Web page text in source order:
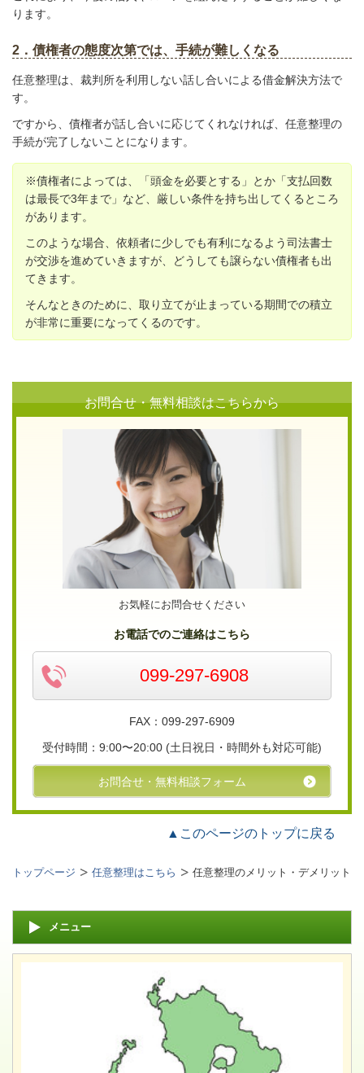
ります。
2．債権者の態度次第では、手続が難しくなる
任意整理は、裁判所を利用しない話し合いによる借金解決方法で
す。
ですから、債権者が話し合いに応じてくれなければ、任意整理の
手続が完了しないことになります。
※債権者によっては、「頭金を必要とする」とか「支払回数
は最長で3年まで」など、厳しい条件を持ち出してくるところ
があります。
このような場合、依頼者に少しでも有利になるよう司法書士
が交渉を進めていきますが、どうしても譲らない債権者も出
てきます。
そんなときのために、取り立てが止まっている期間での積立
が非常に重要になってくるのです。
お問合せ・無料相談はこちらから
お気軽にお問合せください
お電話でのご連絡はこちら
099-297-6908
FAX：099-297-6909
受付時間：9:00〜20:00 (土日祝日・時間外も対応可能)
お問合せ・無料相談フォーム
▲このページのトップに戻る
トップページ 任意整理はこちら 任意整理のメリット・デメリット
メニュー